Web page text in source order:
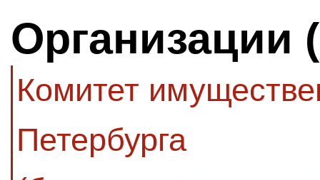
Организации
Комитет
Петербурга